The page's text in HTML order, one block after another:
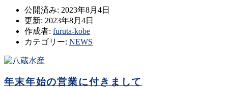
公開済み: 2023年8月4日
更新: 2023年8月4日
作成者: furuta-kobe
カテゴリー: NEWS
年末年始の営業に付きまして